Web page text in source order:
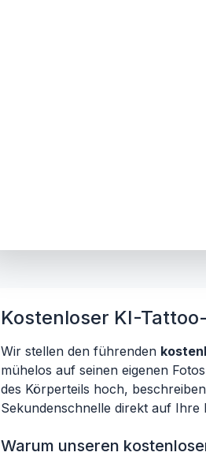
Kostenloser KI-
Wir stellen den führenden
mühelos auf seinen eigenen
des Körperteils hoch,
Sekundenschnelle direkt auf Ihre
Warum unseren